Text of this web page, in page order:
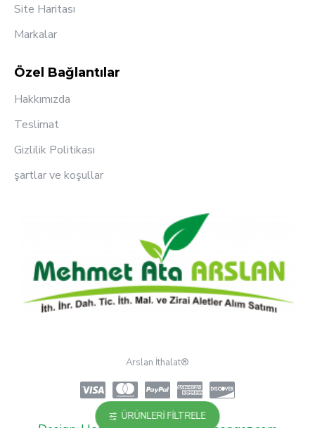
Site Haritası
Markalar
Özel Bağlantılar
Hakkımızda
Teslimat
Gizlilik Politikası
şartlar ve koşullar
Arslan İthalat®
ÜRÜNLERI FILTRELE